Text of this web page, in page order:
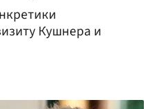
Кушнера и